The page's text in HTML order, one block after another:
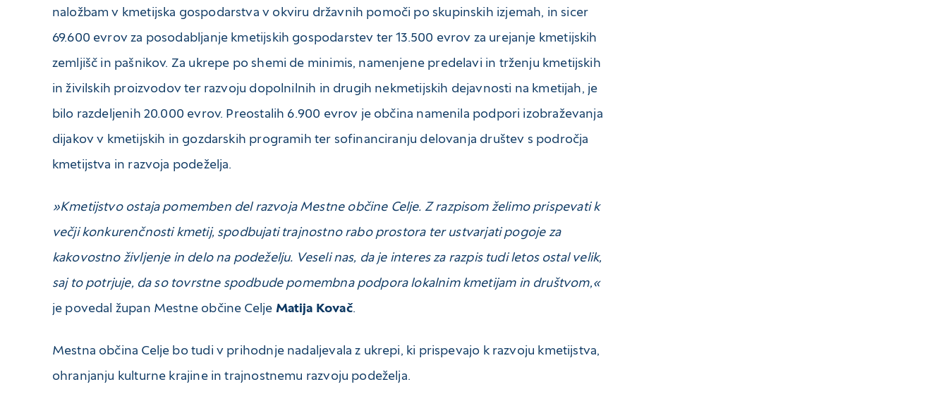
naložbam v kmetijska gospodarstva v okviru državnih pomoči po skupinskih izjemah, in sicer
69.600 evrov za posodabljanje kmetijskih gospodarstev ter 13.500 evrov za urejanje kmetijskih
zemljišč in pašnikov. Za ukrepe po shemi de minimis, namenjene predelavi in trženju kmetijskih
in živilskih proizvodov ter razvoju dopolnilnih in drugih nekmetijskih dejavnosti na kmetijah, je
bilo razdeljenih 20.000 evrov. Preostalih 6.900 evrov je občina namenila podpori izobraževanja
dijakov v kmetijskih in gozdarskih programih ter sofinanciranju delovanja društev s področja
kmetijstva in razvoja podeželja.
»Kmetijstvo ostaja pomemben del razvoja Mestne občine Celje. Z razpisom želimo prispevati k
večji konkurenčnosti kmetij, spodbujati trajnostno rabo prostora ter ustvarjati pogoje za
kakovostno življenje in delo na podeželju. Veseli nas, da je interes za razpis tudi letos ostal velik,
saj to potrjuje, da so tovrstne spodbude pomembna podpora lokalnim kmetijam in društvom,«
je povedal župan Mestne občine Celje Matija Kovač.
Mestna občina Celje bo tudi v prihodnje nadaljevala z ukrepi, ki prispevajo k razvoju kmetijstva,
ohranjanju kulturne krajine in trajnostnemu razvoju podeželja.